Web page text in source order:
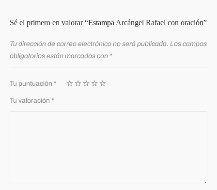
Sé el primero en valorar “Estampa Arcángel Rafael con oración”
Tu dirección de correo electrónico no será publicada. Los campos
obligatorios están marcados con *
Tu puntuación *
Tu valoración *